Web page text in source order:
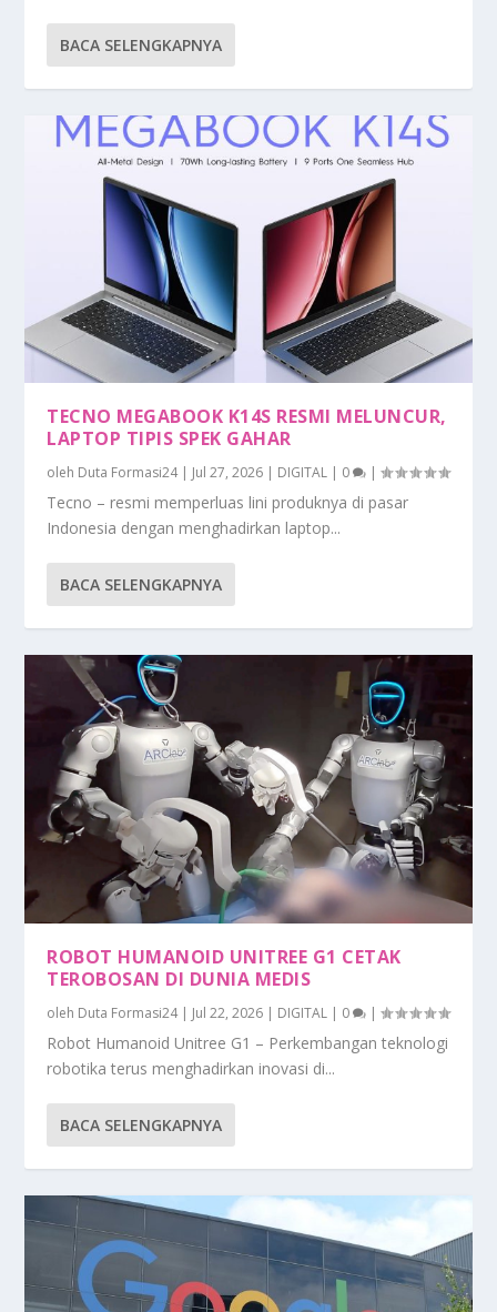
BACA SELENGKAPNYA
TECNO MEGABOOK K14S RESMI MELUNCUR,
LAPTOP TIPIS SPEK GAHAR
oleh Duta Formasi24| Jul 27, 2026 | DIGITAL | 0 |
Tecno – resmi memperluas lini produknya di pasar
Indonesia dengan menghadirkan laptop...
BACA SELENGKAPNYA
ROBOT HUMANOID UNITREE G1 CETAK
TEROBOSAN DI DUNIA MEDIS
oleh Duta Formasi24| Jul 22, 2026 | DIGITAL | 0 |
Robot Humanoid Unitree G1 – Perkembangan teknologi
robotika terus menghadirkan inovasi di...
BACA SELENGKAPNYA